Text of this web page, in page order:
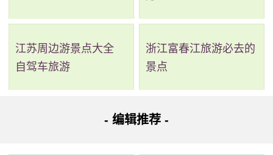
地址：扬州市邗江区大虹桥路28号
瘦西湖位于江苏省扬州市的西北部，因为湖面瘦长而得
名“瘦西湖”。这个美丽的湖泊，拥有窈窕曲折的湖道和串以长
二十四桥、玲珑花界、熙春台、望春楼、吟月茶楼、湖滨长
江苏周边游景点大全
自驾车旅游
浙江富春江旅游必去的
景点
- 编辑推荐 -